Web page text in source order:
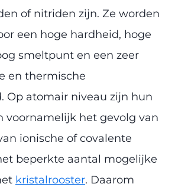
of nitriden zijn. Ze worden
een hoge hardheid, hoge
smeltpunt en een zeer
en thermische
Op atomair niveau zijn hun
voornamelijk het gevolg van
ionische of covalente
beperkte aantal mogelijke
kristalrooster. Daarom